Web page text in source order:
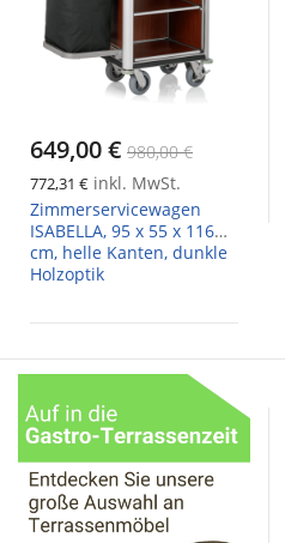
649,00 € 980,00 €
772,31 € inkl. MwSt.
Zimmerservicewagen
ISABELLA, 95 x 55 x 116
cm, helle Kanten, dunkle
Holzoptik